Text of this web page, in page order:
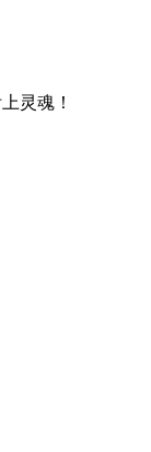
灵魂！